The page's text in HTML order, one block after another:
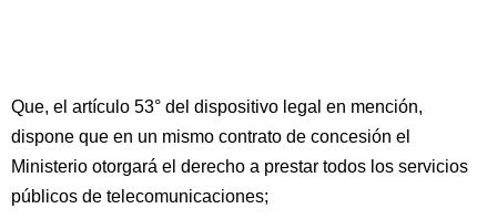
Que, el artículo 53° del dispositivo legal en mención,
dispone que en un mismo contrato de concesión el
Ministerio otorgará el derecho a prestar todos los servicios
públicos de telecomunicaciones;